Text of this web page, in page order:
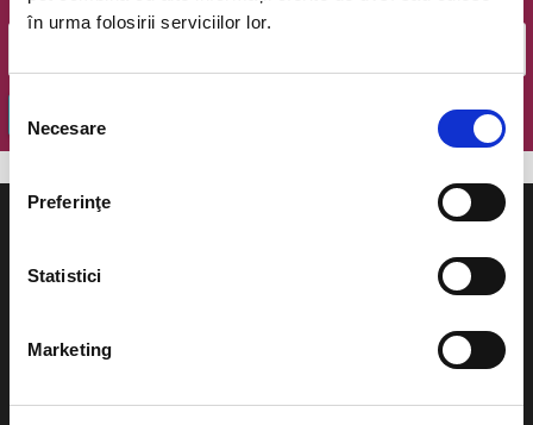
în urma folosirii serviciilor lor.
consimțământului
Necesare
Preferinţe
Statistici
Marketing
Concerte si